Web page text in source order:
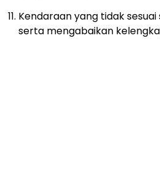
Kendaraan yang tidak sesuai
serta mengabaikan